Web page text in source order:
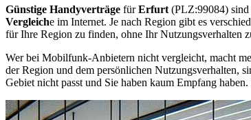
Günstige Handyverträge fürErfurt (PLZ:99084) sind
Vergleiche im Internet. Je nach Region gibt es
für Ihre Region zu finden, ohne Ihr Nutzungsverhalten
Wer bei Mobilfunk-Anbietern nicht vergleicht, macht
der Region und dem persönlichen Nutzungsverhalten,
Gebiet nicht passt und Sie haben kaum Empfang